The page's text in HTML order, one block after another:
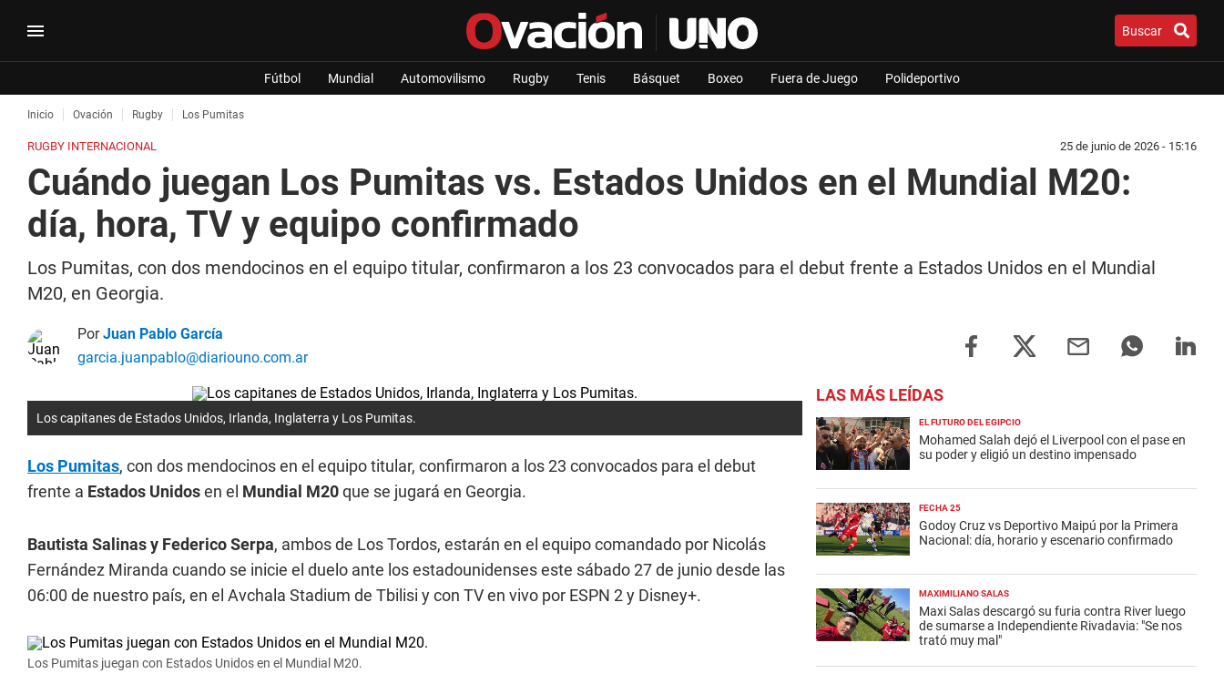
Buscar
Fútbol Mundial Automovilismo Rugby Tenis Básquet Boxeo Fuera de Juego Polideportivo
Inicio Ovación Rugby Los Pumitas
RUGBY INTERNACIONAL 25 de junio de 2026 - 15:16
Cuándo juegan Los Pumitas vs. Estados Unidos en el Mundial M20:
día, hora, TV y equipo confirmado
Los Pumitas, con dos mendocinos en el equipo titular, confirmaron a los 23 convocados para el debut frente a Estados Unidos en el Mundial
M20, en Georgia.
PorJuan Pablo García
garcia.juanpablo@diariouno.com.ar
Los capitanes de Estados Unidos, Irlanda, Inglaterra y Los Pumitas.
Los Pumitas, con dos mendocinos en el equipo titular, confirmaron a los 23 convocados para el debut
frente a Estados Unidosen el Mundial M20que se jugará en Georgia.
Bautista Salinas y Federico Serpa, ambos de Los Tordos, estarán en el equipo comandado por Nicolás
Fernández Miranda cuando se inicie el duelo ante los estadounidenses este sábado 27 de junio desde las
06:00 de nuestro país, en el Avchala Stadium de Tbilisi y con TV en vivo por ESPN 2 y Disney+.
Los Pumitas juegan con Estados Unidos en el Mundial M20.
LAS MÁS LEÍDAS
EL FUTURO DEL EGIPCIO
Mohamed Salah dejó el Liverpool con el pase en
su poder y eligió un destino impensado
FECHA 25
Godoy Cruz vs Deportivo Maipú por la Primera
Nacional: día, horario y escenario confirmado
MAXIMILIANO SALAS
Maxi Salas descargó su furia contra River luego
de sumarse a Independiente Rivadavia: "Se nos
trató muy mal"